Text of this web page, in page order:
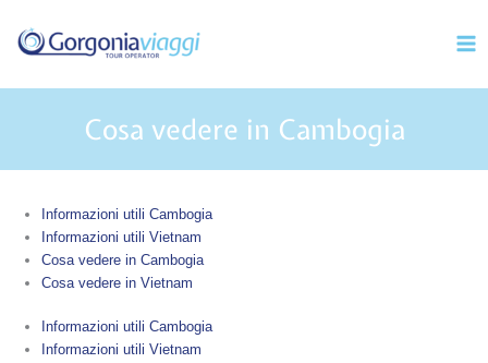
contenuto
Cosa vedere in Cambogia
Informazioni utili Cambogia
Informazioni utili Vietnam
Cosa vedere in Cambogia
Cosa vedere in Vietnam
Informazioni utili Cambogia
Informazioni utili Vietnam